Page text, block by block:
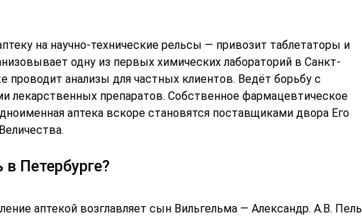
на научно-технические рельсы — привозит таблетаторы и
одну из первых химических лабораторий в Санкт-
проводит анализы для частных клиентов. Ведёт борьбу с
лекарственных препаратов. Собственное фармацевтическое
аптека вскоре становятся поставщиками двора Его
в Петербурге?
аптекой возглавляет сын Вильгельма — Александр. А.В. Пель